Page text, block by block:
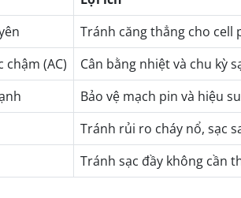
Tránh căng thẳng cho cell
chậm (AC)
Cân bằng nhiệt và chu kỳ
Bảo vệ mạch pin và hiệu
Tránh rủi ro cháy nổ, sạc
Tránh sạc đầy không cần